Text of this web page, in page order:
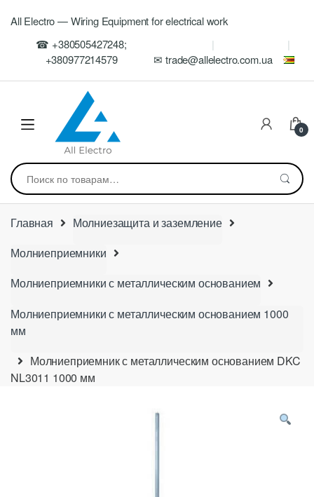
navigation
All Electro — Wiring Equipment for electrical work
☎ +380505427248;
+380977214579
✉ trade@allelectro.com.ua
0
Искать:
Главная
Молниезащита и заземление
Молниеприемники
Молниеприемники с металлическим основанием
Молниеприемники с металлическим основанием 1000
мм
Молниеприемник с металлическим основанием DKC
NL3011 1000 мм